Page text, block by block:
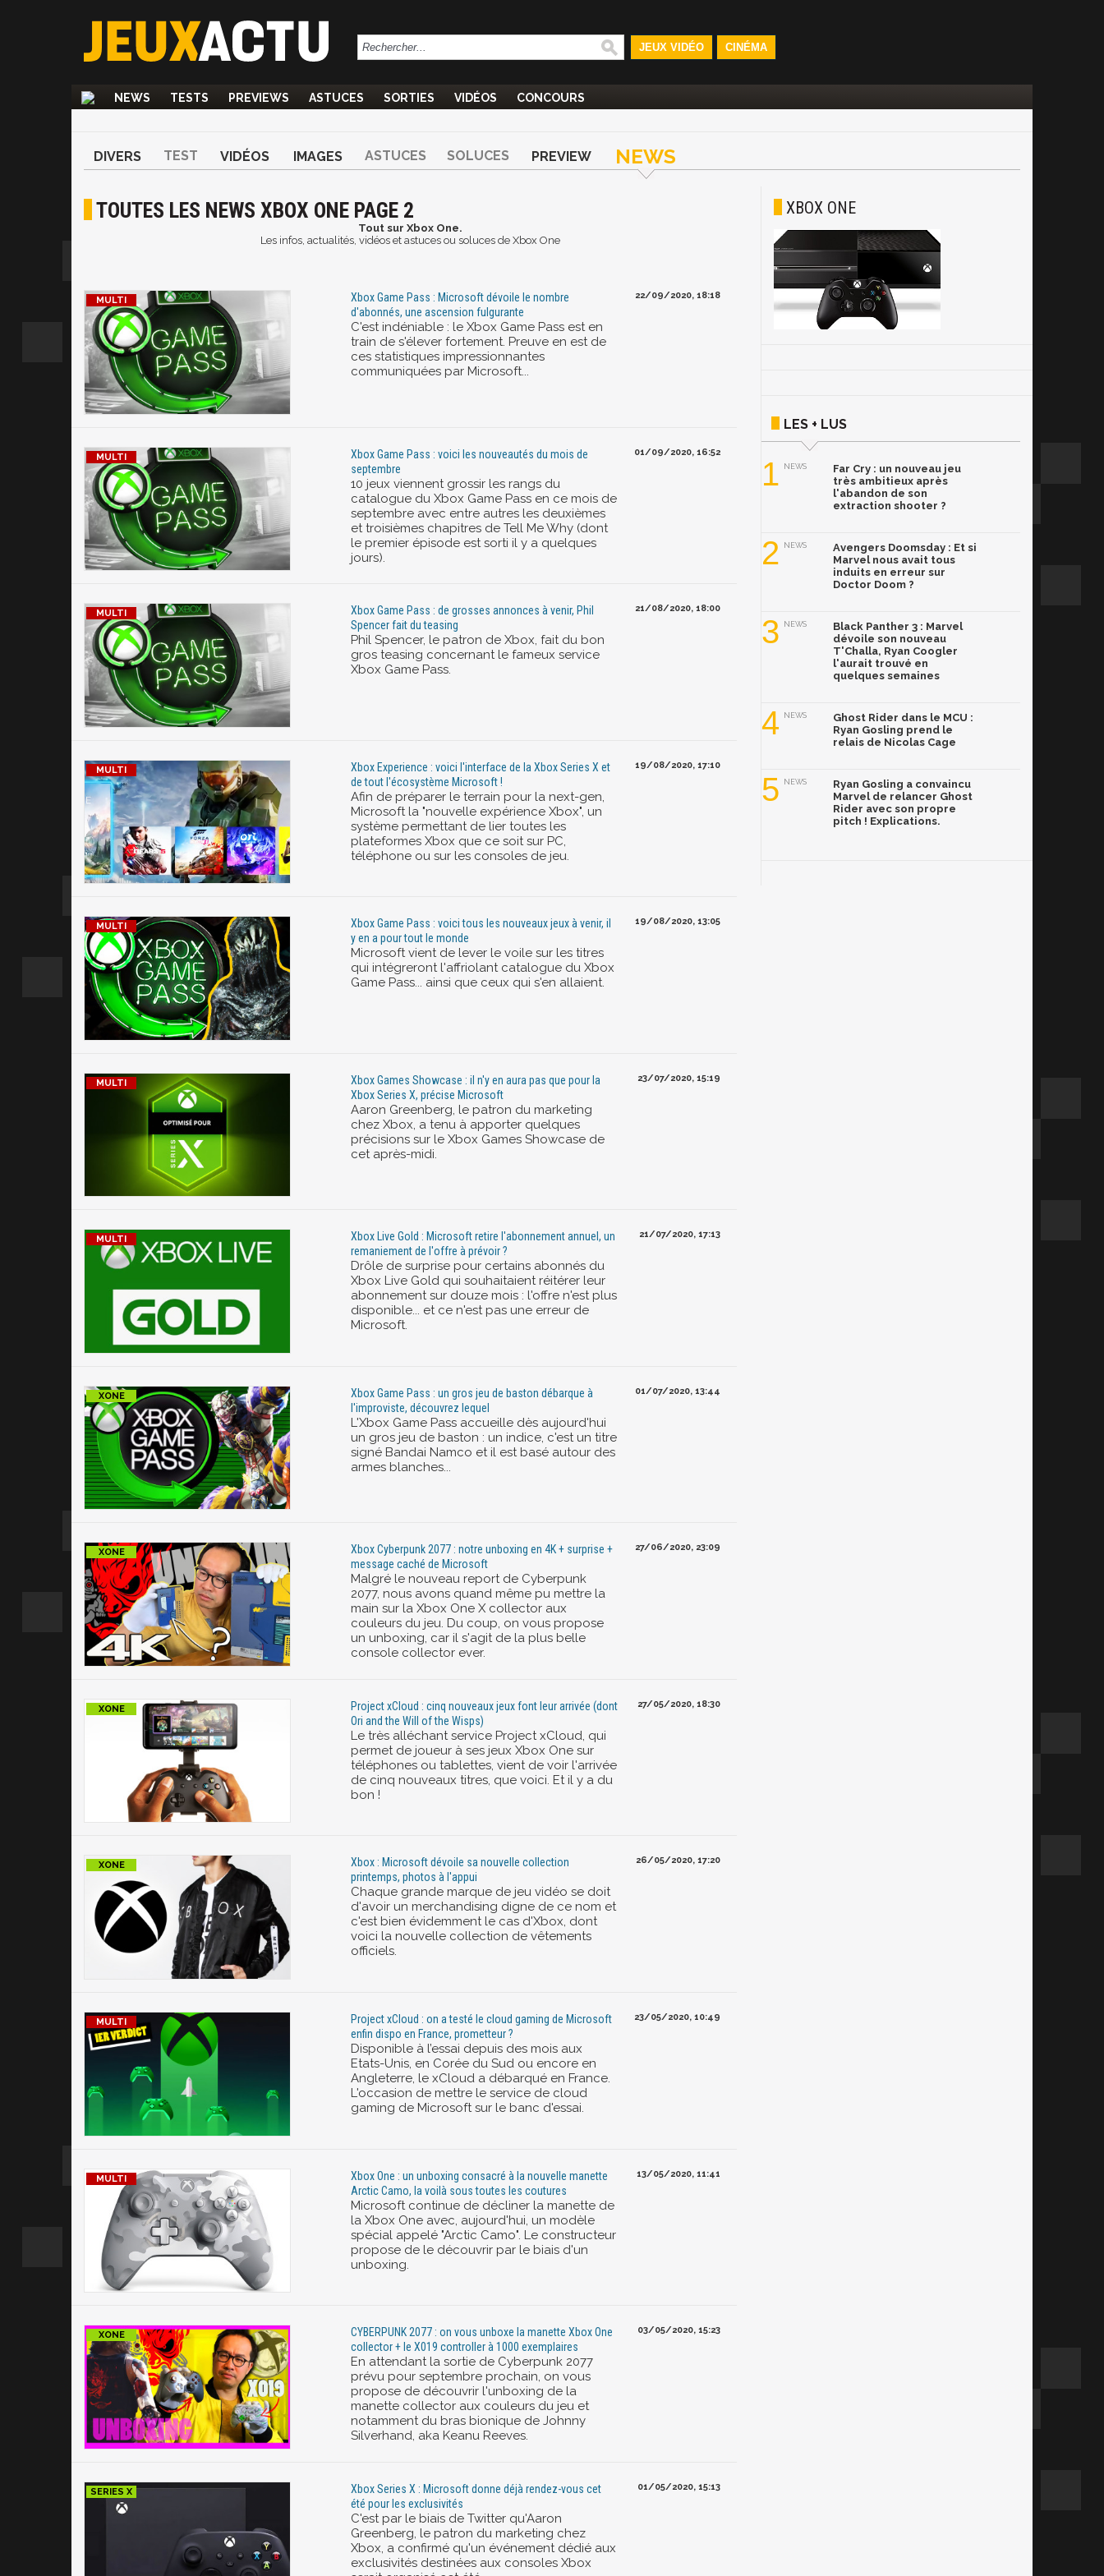
JEUX VIDÉO CINÉMA
NEWS TESTS PREVIEWS ASTUCES SORTIES VIDÉOS CONCOURS
DIVERS TEST VIDÉOS IMAGES ASTUCES SOLUCES PREVIEW NEWS
TOUTES LES NEWS XBOX ONE PAGE 2
Tout sur Xbox One.
Les infos, actualités, vidéos et astuces ou soluces de Xbox One
Xbox Game Pass : Microsoft dévoile le nombre
d'abonnés, une ascension fulgurante
C'est indéniable : le Xbox Game Pass est en
train de s'élever fortement. Preuve en est de
ces statistiques impressionnantes
communiquées par Microsoft...
22/09/2020, 18:18
Xbox Game Pass : voici les nouveautés du mois de
septembre
10 jeux viennent grossir les rangs du
catalogue du Xbox Game Pass en ce mois de
septembre avec entre autres les deuxièmes
et troisièmes chapitres de Tell Me Why (dont
le premier épisode est sorti il y a quelques
jours).
01/09/2020, 16:52
Xbox Game Pass : de grosses annonces à venir, Phil
Spencer fait du teasing
Phil Spencer, le patron de Xbox, fait du bon
gros teasing concernant le fameux service
Xbox Game Pass.
21/08/2020, 18:00
Xbox Experience : voici l'interface de la Xbox Series X et
de tout l'écosystème Microsoft !
Afin de préparer le terrain pour la next-gen,
Microsoft la "nouvelle expérience Xbox", un
système permettant de lier toutes les
plateformes Xbox que ce soit sur PC,
téléphone ou sur les consoles de jeu.
19/08/2020, 17:10
Xbox Game Pass : voici tous les nouveaux jeux à venir, il
y en a pour tout le monde
Microsoft vient de lever le voile sur les titres
qui intégreront l'affriolant catalogue du Xbox
Game Pass... ainsi que ceux qui s'en allaient.
19/08/2020, 13:05
Xbox Games Showcase : il n'y en aura pas que pour la
Xbox Series X, précise Microsoft
Aaron Greenberg, le patron du marketing
chez Xbox, a tenu à apporter quelques
précisions sur le Xbox Games Showcase de
cet après-midi.
23/07/2020, 15:19
Xbox Live Gold : Microsoft retire l'abonnement annuel, un
remaniement de l'offre à prévoir ?
Drôle de surprise pour certains abonnés du
Xbox Live Gold qui souhaitaient réitérer leur
abonnement sur douze mois : l'offre n'est plus
disponible... et ce n'est pas une erreur de
Microsoft.
21/07/2020, 17:13
Xbox Game Pass : un gros jeu de baston débarque à
l'improviste, découvrez lequel
L'Xbox Game Pass accueille dès aujourd'hui
un gros jeu de baston : un indice, c'est un titre
signé Bandai Namco et il est basé autour des
armes blanches...
01/07/2020, 13:44
Xbox Cyberpunk 2077 : notre unboxing en 4K + surprise +
message caché de Microsoft
Malgré le nouveau report de Cyberpunk
2077, nous avons quand même pu mettre la
main sur la Xbox One X collector aux
couleurs du jeu. Du coup, on vous propose
un unboxing, car il s'agit de la plus belle
console collector ever.
27/06/2020, 23:09
Project xCloud : cinq nouveaux jeux font leur arrivée (dont
Ori and the Will of the Wisps)
Le très alléchant service Project xCloud, qui
permet de joueur à ses jeux Xbox One sur
téléphones ou tablettes, vient de voir l'arrivée
de cinq nouveaux titres, que voici. Et il y a du
bon !
27/05/2020, 18:30
Xbox : Microsoft dévoile sa nouvelle collection
printemps, photos à l'appui
Chaque grande marque de jeu vidéo se doit
d'avoir un merchandising digne de ce nom et
c'est bien évidemment le cas d'Xbox, dont
voici la nouvelle collection de vêtements
officiels.
26/05/2020, 17:20
Project xCloud : on a testé le cloud gaming de Microsoft
enfin dispo en France, prometteur ?
Disponible à l’essai depuis des mois aux
Etats-Unis, en Corée du Sud ou encore en
Angleterre, le xCloud a débarqué en France.
L'occasion de mettre le service de cloud
gaming de Microsoft sur le banc d'essai.
23/05/2020, 10:49
Xbox One : un unboxing consacré à la nouvelle manette
Arctic Camo, la voilà sous toutes les coutures
Microsoft continue de décliner la manette de
la Xbox One avec, aujourd'hui, un modèle
spécial appelé "Arctic Camo". Le constructeur
propose de le découvrir par le biais d'un
unboxing.
13/05/2020, 11:41
CYBERPUNK 2077 : on vous unboxe la manette Xbox One
collector + le X019 controller à 1000 exemplaires
En attendant la sortie de Cyberpunk 2077
prévu pour septembre prochain, on vous
propose de découvrir l'unboxing de la
manette collector aux couleurs du jeu et
notamment du bras bionique de Johnny
Silverhand, aka Keanu Reeves.
03/05/2020, 15:23
Xbox Series X : Microsoft donne déjà rendez-vous cet
été pour les exclusivités
C'est par le biais de Twitter qu'Aaron
Greenberg, le patron du marketing chez
Xbox, a confirmé qu'un événement dédié aux
exclusivités destinées aux consoles Xbox
01/05/2020, 15:13
XBOX ONE
LES + LUS
1 NEWS
Far Cry : un nouveau jeu
très ambitieux après
l'abandon de son
extraction shooter ?
2 NEWS
Avengers Doomsday : Et si
Marvel nous avait tous
induits en erreur sur
Doctor Doom ?
3 NEWS
Black Panther 3 : Marvel
dévoile son nouveau
T'Challa, Ryan Coogler
l'aurait trouvé en
quelques semaines
4 NEWS
Ghost Rider dans le MCU :
Ryan Gosling prend le
relais de Nicolas Cage
5 NEWS
Ryan Gosling a convaincu
Marvel de relancer Ghost
Rider avec son propre
pitch ! Explications.